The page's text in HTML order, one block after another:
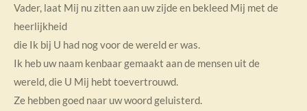
Vader, laat Mij nu zitten aan uw zijde en bekleed Mij met de
heerlijkheid
die Ik bij U had nog voor de wereld er was.
Ik heb uw naam kenbaar gemaakt aan de mensen uit de
wereld, die U Mij hebt toevertrouwd.
Ze hebben goed naar uw woord geluisterd.